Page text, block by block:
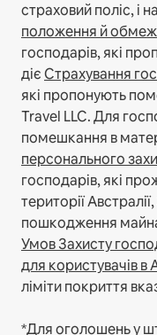
страховий поліс, і
положення й
господарів, які
дієСтрахування
які пропонують
Travel LLC.Для
помешкання в
персонального
господарів, які
території
пошкодження
Умов Захисту
для користувачів в
ліміти покриття
*Для оголошень у